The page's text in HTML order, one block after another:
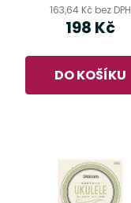
163,64 Kč bez DPH
198 Kč
DO KOŠÍKU